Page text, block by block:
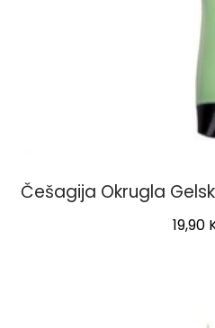
Češagija Okrugla
19,90